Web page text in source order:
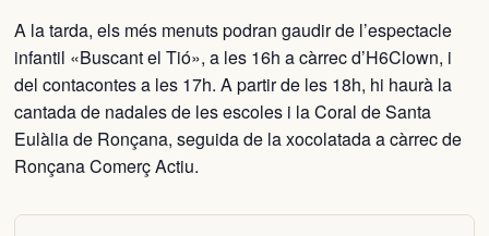
A la tarda, els més menuts podran gaudir de l’espectacle
infantil «Buscant el Tió», a les 16h a càrrec d’H6Clown, i
del contacontes a les 17h. A partir de les 18h, hi haurà la
cantada de nadales de les escoles i la Coral de Santa
Eulàlia de Ronçana, seguida de la xocolatada a càrrec de
Ronçana Comerç Actiu.